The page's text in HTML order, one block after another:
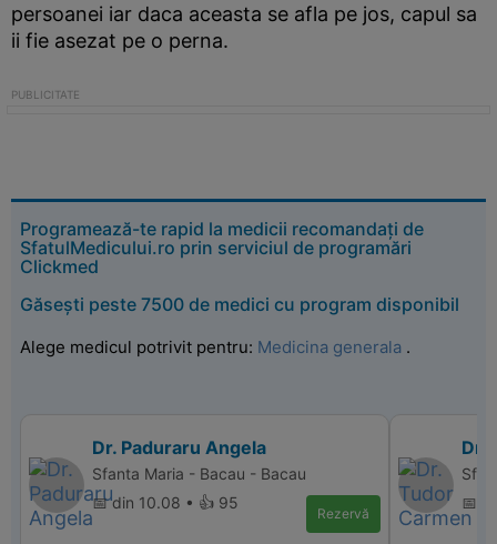
persoanei iar daca aceasta se afla pe jos, capul sa
ii fie asezat pe o perna.
Programează-te rapid la medicii recomandați de
SfatulMedicului.ro prin serviciul de programări
Clickmed
Găsești peste 7500 de medici cu program disponibil
Alege medicul potrivit pentru: Medicina generala .
Dr. Paduraru Angela
Sfanta Maria - Bacau - Bacau
📅 din 10.08 • 👍 95
Rezervă
Dr.
📅